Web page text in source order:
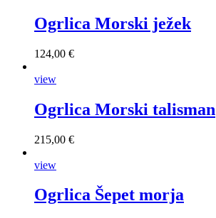
Ogrlica Morski ježek
124,00 €
view
Ogrlica Morski talisman
215,00 €
view
Ogrlica Šepet morja